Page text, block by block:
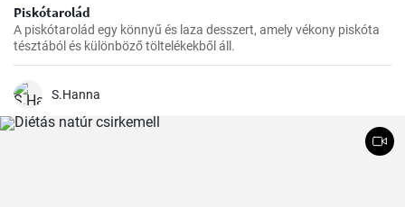
Piskótarolád
A piskótarolád egy könnyű és laza desszert, amely vékony piskóta
tésztából és különböző töltelékekből áll.
S.Hanna